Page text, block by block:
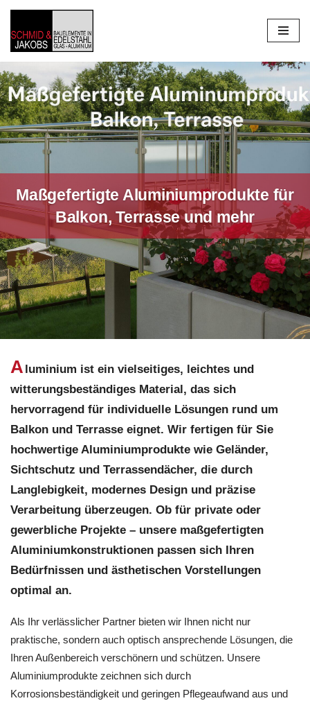
Zum
Inhalt
springen
Maßgefertigte Aluminiumprodukte für
Balkon, Terrasse und mehr
A luminium ist ein vielseitiges, leichtes und
witterungsbeständiges Material, das sich
hervorragend für individuelle Lösungen rund um
Balkon und Terrasse eignet. Wir fertigen für Sie
hochwertige Aluminiumprodukte wie Geländer,
Sichtschutz und Terrassendächer, die durch
Langlebigkeit, modernes Design und präzise
Verarbeitung überzeugen. Ob für private oder
gewerbliche Projekte – unsere maßgefertigten
Aluminiumkonstruktionen passen sich Ihren
Bedürfnissen und ästhetischen Vorstellungen
optimal an.
Als Ihr verlässlicher Partner bieten wir Ihnen nicht nur
praktische, sondern auch optisch ansprechende Lösungen, die
Ihren Außenbereich verschönern und schützen. Unsere
Aluminiumprodukte zeichnen sich durch
Korrosionsbeständigkeit und geringen Pflegeaufwand aus und